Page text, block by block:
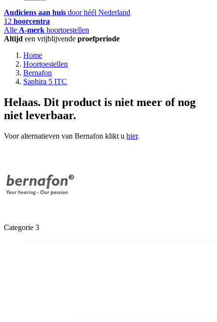
Audiciens aan huis door héél Nederland
12 hoorcentra
Alle A-merk hoortoestellen
Altijd een vrijblijvende proefperiode
Home
Hoortoestellen
Bernafon
Saphira 5 ITC
Helaas. Dit product is niet meer of nog
niet leverbaar.
Voor alternatieven van Bernafon klikt u hier.
Categorie 3